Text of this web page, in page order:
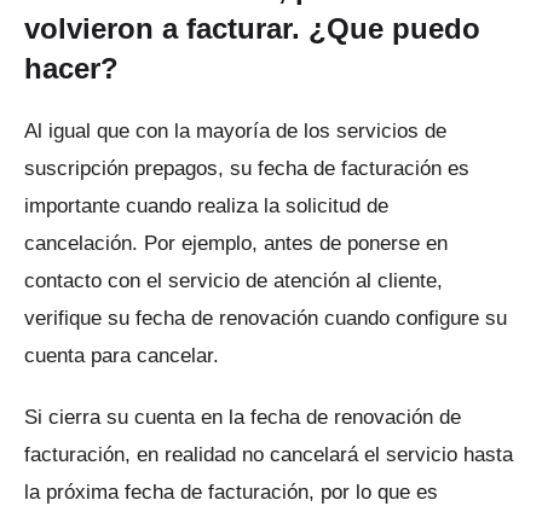
volvieron a facturar. ¿Que puedo
hacer?
Al igual que con la mayoría de los servicios de
suscripción prepagos, su fecha de facturación es
importante cuando realiza la solicitud de
cancelación. Por ejemplo, antes de ponerse en
contacto con el servicio de atención al cliente,
verifique su fecha de renovación cuando configure su
cuenta para cancelar.
Si cierra su cuenta en la fecha de renovación de
facturación, en realidad no cancelará el servicio hasta
la próxima fecha de facturación, por lo que es